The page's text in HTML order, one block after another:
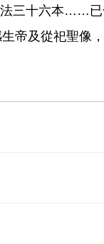
三十六本……已
生帝及從祀聖像